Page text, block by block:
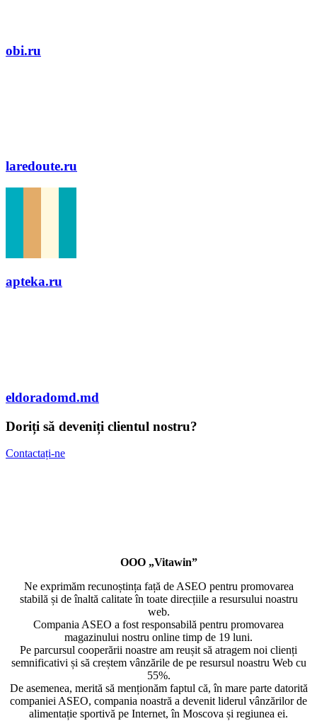
obi.ru
laredoute.ru
apteka.ru
eldoradomd.md
Doriți să deveniți clientul nostru?
Contactați-ne
ООО „Vitawin”
Ne exprimăm recunoștința față de ASEO pentru promovarea
stabilă și de înaltă calitate în toate direcțiile a resursului noastru
web.
Compania ASEO a fost responsabilă pentru promovarea
magazinului nostru online timp de 19 luni.
Pe parcursul cooperării noastre am reușit să atragem noi clienți
semnificativi și să creștem vânzările de pe resursul noastru Web cu
55%.
De asemenea, merită să menționăm faptul că, în mare parte datorită
companiei ASEO, compania noastră a devenit liderul vânzărilor de
alimentație sportivă pe Internet, în Moscova și regiunea ei.